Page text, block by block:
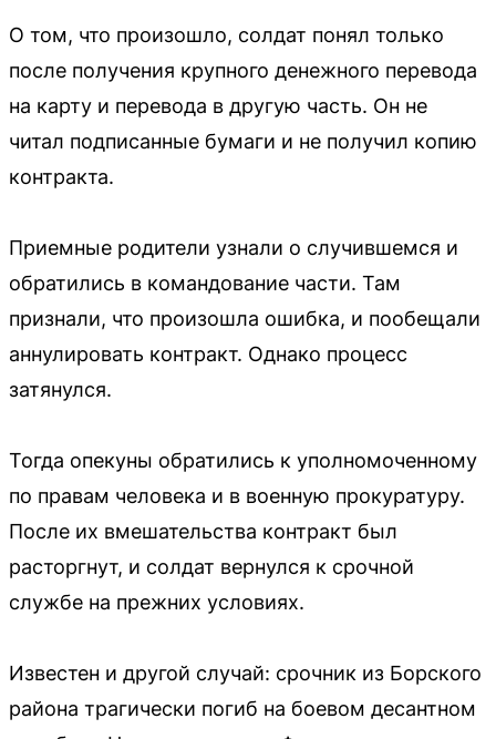
О том, что произошло, солдат понял только
после получения крупного денежного перевода
на карту и перевода в другую часть. Он не
читал подписанные бумаги и не получил копию
контракта.
Приемные родители узнали о случившемся и
обратились в командование части. Там
признали, что произошла ошибка, и пообещали
аннулировать контракт. Однако процесс
затянулся.
Тогда опекуны обратились к уполномоченному
по правам человека и в военную прокуратуру.
После их вмешательства контракт был
расторгнут, и солдат вернулся к срочной
службе на прежних условиях.
Известен и другой случай: срочник из Борского
района трагически погиб на боевом десантном